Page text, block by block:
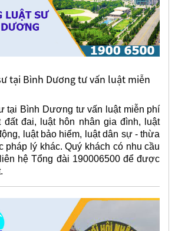
tại Bình Dương tư vấn luật miễn
tại Bình Dương tư vấn luật miễn phí
đất đai, luật hôn nhân gia đình, luật
luật bảo hiểm, luật dân sự - thừa
pháp lý khác. Quý khách có nhu cầu
hệ Tổng đài 190006500 để được